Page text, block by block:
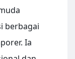
berbagai
Ia